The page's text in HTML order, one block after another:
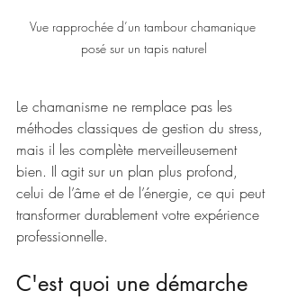
Vue rapprochée d’un tambour chamanique
posé sur un tapis naturel
Le chamanisme ne remplace pas les
méthodes classiques de gestion du stress,
mais il les complète merveilleusement
bien. Il agit sur un plan plus profond,
celui de l’âme et de l’énergie, ce qui peut
transformer durablement votre expérience
professionnelle.
C'est quoi une démarche